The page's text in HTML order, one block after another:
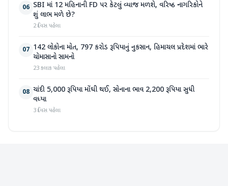
06 SBI માં 12 મહિનાની FD પર કેટલું વ્યાજ મળશે, વરિષ્ઠ નાગરિકોને
શું લાભ મળે છે?
2 દિવસ પહેલા
07 142 લોકોના મોત, 797 કરોડ રૂપિયાનું નુકસાન, હિમાચલ પ્રદેશમાં ભારે
ચોમાસાનો સામનો
23 કલાક પહેલા
08 ચાંદી 5,000 રૂપિયા મોંઘી થઈ, સોનાના ભાવ 2,200 રૂપિયા સુધી
વધ્યા
3 દિવસ પહેલા